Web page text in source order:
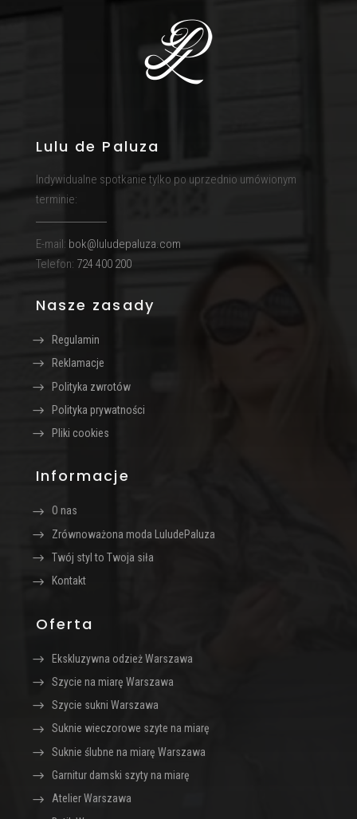
Lulu de Paluza
Indywidualne spotkanie tylko po uprzednio umówionym
terminie:
E-mail: bok@luludepaluza.com
Telefon: 724 400 200
Nasze zasady
Regulamin
Reklamacje
Polityka zwrotów
Polityka prywatności
Pliki cookies
Informacje
O nas
Zrównoważona moda LuludePaluza
Twój styl to Twoja siła
Kontakt
Oferta
Ekskluzywna odzież Warszawa
Szycie na miarę Warszawa
Szycie sukni Warszawa
Suknie wieczorowe szyte na miarę
Suknie ślubne na miarę Warszawa
Garnitur damski szyty na miarę
Atelier Warszawa